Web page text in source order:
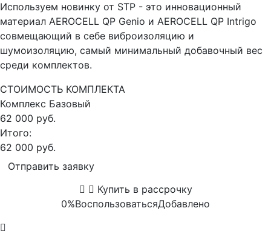
Используем новинку от STP - это инновационный
материал AEROCELL QP Genio и AEROCELL QP Intrigo
совмещающий в себе виброизоляцию и
шумоизоляцию, самый минимальный добавочный вес
среди комплектов.
СТОИМОСТЬ КОМПЛЕКТА
Комплекс Базовый
62 000 руб.
Итого:
62 000 руб.
Отправить заявку
Купить в рассрочку
0%ВоспользоватьсяДобавлено